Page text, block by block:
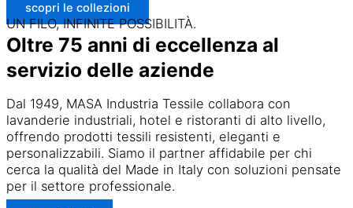
scopri le collezioni
UN FILO, INFINITE POSSIBILITÀ.
Oltre 75 anni di eccellenza al
servizio delle aziende
Dal 1949, MASA Industria Tessile collabora con
lavanderie industriali, hotel e ristoranti di alto livello,
offrendo prodotti tessili resistenti, eleganti e
personalizzabili. Siamo il partner affidabile per chi
cerca la qualità del Made in Italy con soluzioni pensate
per il settore professionale.